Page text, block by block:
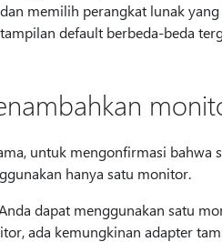
dan memilih perangkat lunak
tampilan default berbeda-beda
untuk mengonfirmasi bahwa
hanya satu monitor.
dapat menggunakan satu
ada kemungkinan adapter